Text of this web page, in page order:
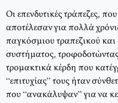
Οι επενδυτικές τράπεζες,
αποτέλεσαν για πολλά
παγκόσμιου τραπεζικού
συστήματος,
τρομακτικά κέρδη που
“επιτυχίας” τους ήταν
που “ανακάλυψαν” για να